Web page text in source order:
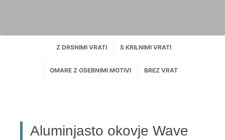
Z DRSNIMI VRATI S KRILNIMI VRATI
OMARE Z OSEBNIMI MOTIVI BREZ VRAT
Aluminjasto okovje Wave